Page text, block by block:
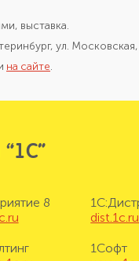
выставка.
ул.
на сайте.
8
dist.1c.ru
1Софт